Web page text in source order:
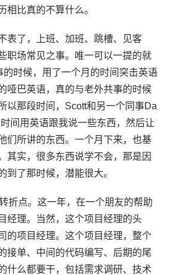
相比真的不算什么。
表了，上班、加班、跳槽、见客
职场常见之事。唯一可以一提的就
的时候，用了一个月的时间突击英语
哑巴英语，真的与老外共事的时候
以那段时间，Scott和另一个同事Da
间用英语跟我说一些东西，然后让
们所讲的东西。一个月下来，也基
其实，很多东西说学不会，那是因
到了那时候，潜能很大。
折点。这一年，在一个朋友的帮助
经理。当然，这个项目经理的头
的项目经理。这个项目经理，整个
接单、中间的代码编写、后期的尾
什么都要干，包括需求调研、技术